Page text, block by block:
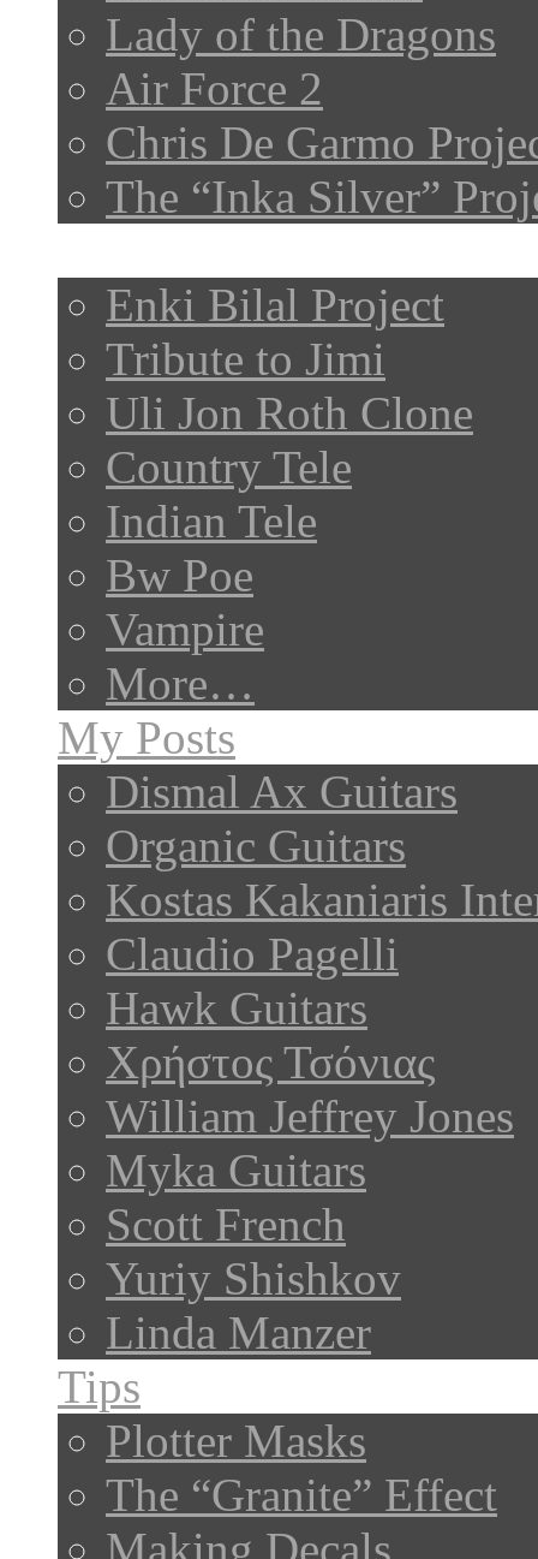
Lady of the Dragons
Air Force 2
Chris De Garmo
The “Inka Silver”
Enki Bilal Project
Tribute to Jimi
Uli Jon Roth Clone
Country Tele
Indian Tele
Bw Poe
Vampire
More…
My Posts
Dismal Ax Guitars
Organic Guitars
Kostas Kakaniaris
Claudio Pagelli
Hawk Guitars
Χρήστος Τσόνιας
William Jeffrey Jones
Myka Guitars
Scott French
Yuriy Shishkov
Linda Manzer
Tips
Plotter Masks
The “Granite” Effect